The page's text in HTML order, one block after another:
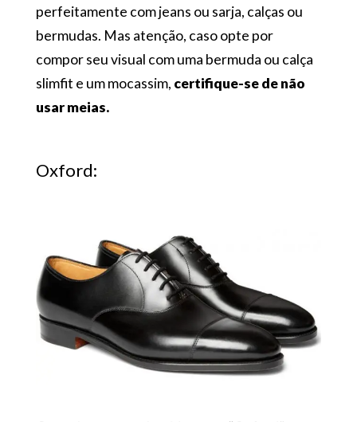
perfeitamente com jeans ou sarja, calças ou
bermudas. Mas atenção, caso opte por
compor seu visual com uma bermuda ou calça
slimfit e um mocassim, certifique-se de não
usar meias.
Oxford: